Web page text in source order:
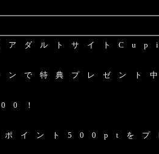
ア ダ ル ト サ イ ト C u p
ン で 特 典 プ レ ゼ ン ト 中
0 ！
ポ イ ン ト 5 0 0 p t を プ